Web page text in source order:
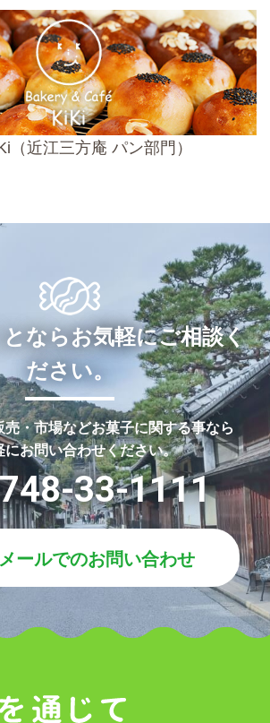
（近江三方庵 パン部門）
ならお気軽にご相談く
ださい。
売・市場などお菓子に関する事なら
にお問い合わせください。
33-1111
メールでのお問い合わせ